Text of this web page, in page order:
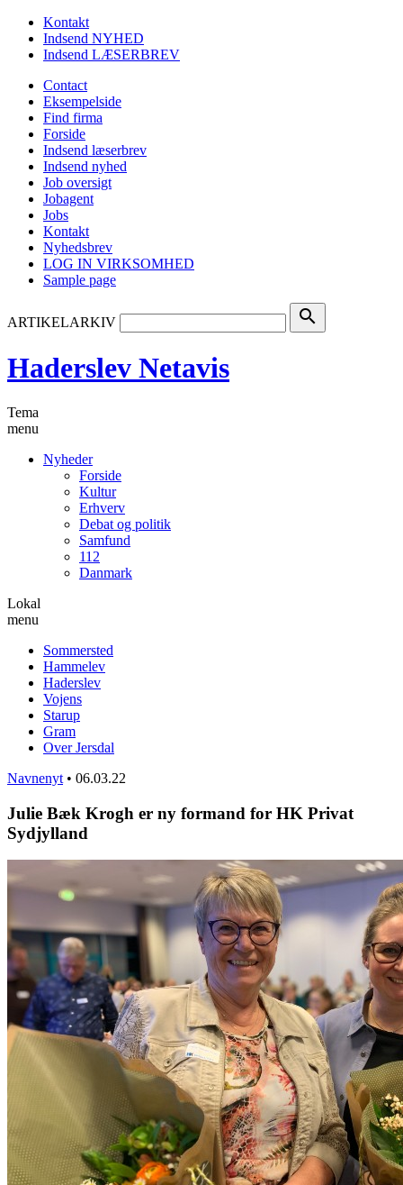
Kontakt
Indsend NYHED
Indsend LÆSERBREV
Contact
Eksempelside
Find firma
Forside
Indsend læserbrev
Indsend nyhed
Job oversigt
Jobagent
Jobs
Kontakt
Nyhedsbrev
LOG IN VIRKSOMHED
Sample page
ARTIKELARKIV search
Haderslev Netavis
Tema
menu
Nyheder
Forside
Kultur
Erhverv
Debat og politik
Samfund
112
Danmark
Lokal
menu
Sommersted
Hammelev
Haderslev
Vojens
Starup
Gram
Over Jersdal
Navnenyt • 06.03.22
Julie Bæk Krogh er ny formand for HK Privat
Sydjylland